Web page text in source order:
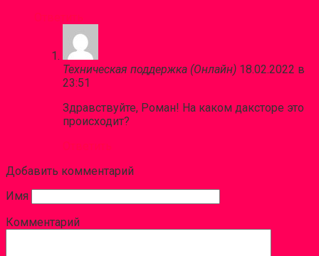
Техническая поддержка (Онлайн) 18.02.2022 в
23:51
Здравствуйте, Роман! На каком даксторе это
происходит?
Добавить комментарий
Имя
Комментарий